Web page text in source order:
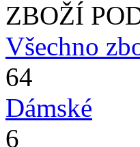
ZBOŽÍ
Všechno
64
Dámské
6